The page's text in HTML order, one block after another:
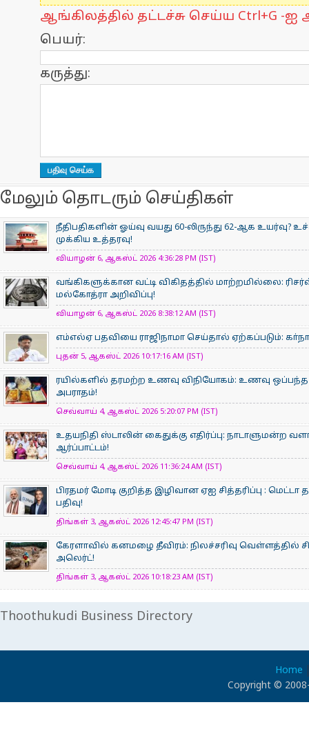
ஆங்கிலத்தில் தட்டச்சு செய்ய Ctrl+G -ஐ
பெயர்:
கருத்து:
மேலும் தொடரும் செய்திகள்
நீதிபதிகளின் ஓய்வு வயது 60-லிருந்து 62-ஆக
முக்கிய உத்தரவு!
வியாழன் 6, ஆகஸ்ட் 2026 4:36:28 PM (IST)
வங்கிகளுக்கான வட்டி விகிதத்தில் மாற்றமில்லை:
மல்கோத்ரா அறிவிப்பு!
வியாழன் 6, ஆகஸ்ட் 2026 8:38:12 AM (IST)
எம்எல்ஏ பதவியை ராஜிநாமா செய்தால் ஏற்கப்படும்:
புதன் 5, ஆகஸ்ட் 2026 10:17:16 AM (IST)
ரயில்களில் தரமற்ற உணவு விநியோகம்: உணவு ஒப்பந்த
அபராதம்!
செவ்வாய் 4, ஆகஸ்ட் 2026 5:20:07 PM (IST)
உதயநிதி ஸ்டாலின் கைதுக்கு எதிர்ப்பு: நாடாளுமன்ற
ஆர்ப்பாட்டம்!
செவ்வாய் 4, ஆகஸ்ட் 2026 11:36:24 AM (IST)
பிரதமர் மோடி குறித்த இழிவான ஏஐ சித்தரிப்பு :
பதிவு!
திங்கள் 3, ஆகஸ்ட் 2026 12:45:47 PM (IST)
கேரளாவில் கனமழை தீவிரம்: நிலச்சரிவு வெள்ளத்தில்
அலெர்ட்!
திங்கள் 3, ஆகஸ்ட் 2026 10:18:23 AM (IST)
Thoothukudi Business Directory
Home
Copyright ©